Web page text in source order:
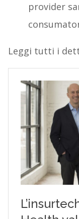
provider
Leggi tutti i